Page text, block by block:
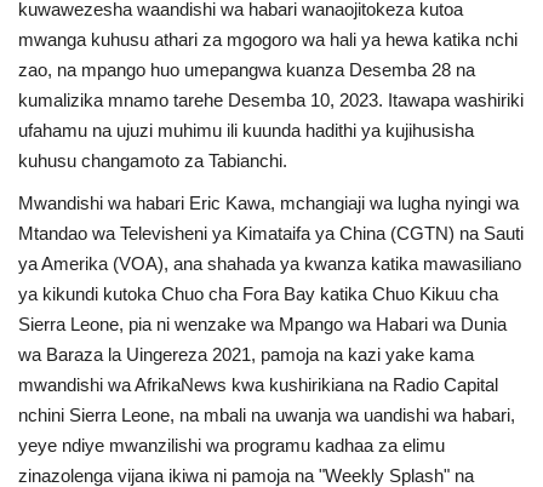
Nafasi
Washiriki
Maonyesho
Wadhamini
Language
English Swahili español
French
kuwawezesha waandishi wa habari wanaojitokeza kutoa
mwanga kuhusu athari za mgogoro wa hali ya hewa katika nchi
zao, na mpango huo umepangwa kuanza Desemba 28 na
kumalizika mnamo tarehe Desemba 10, 2023. Itawapa washiriki
ufahamu na ujuzi muhimu ili kuunda hadithi ya kujihusisha
kuhusu changamoto za Tabianchi.
Mwandishi wa habari Eric Kawa, mchangiaji wa lugha nyingi wa
Mtandao wa Televisheni ya Kimataifa ya China (CGTN) na Sauti
ya Amerika (VOA), ana shahada ya kwanza katika mawasiliano
ya kikundi kutoka Chuo cha Fora Bay katika Chuo Kikuu cha
Sierra Leone, pia ni wenzake wa Mpango wa Habari wa Dunia
wa Baraza la Uingereza 2021, pamoja na kazi yake kama
mwandishi wa AfrikaNews kwa kushirikiana na Radio Capital
nchini Sierra Leone, na mbali na uwanja wa uandishi wa habari,
yeye ndiye mwanzilishi wa programu kadhaa za elimu
zinazolenga vijana ikiwa ni pamoja na "Weekly Splash" na